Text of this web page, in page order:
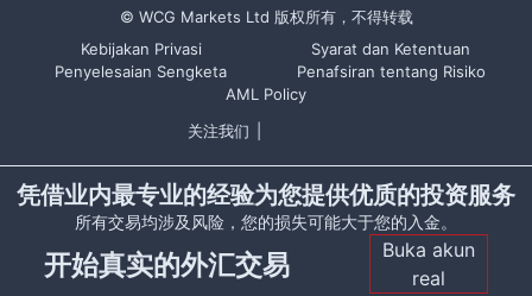
© WCG Markets Ltd 版权所有，不得转载
Kebijakan Privasi
Syarat dan Ketentuan
Penyelesaian Sengketa
Penafsiran tentang Risiko
AML Policy
关注我们
凭借业内最专业的经验为您提供优质的投资服务
所有交易均涉及风险，您的损失可能大于您的入金。
开始真实的外汇交易
Buka akun
real